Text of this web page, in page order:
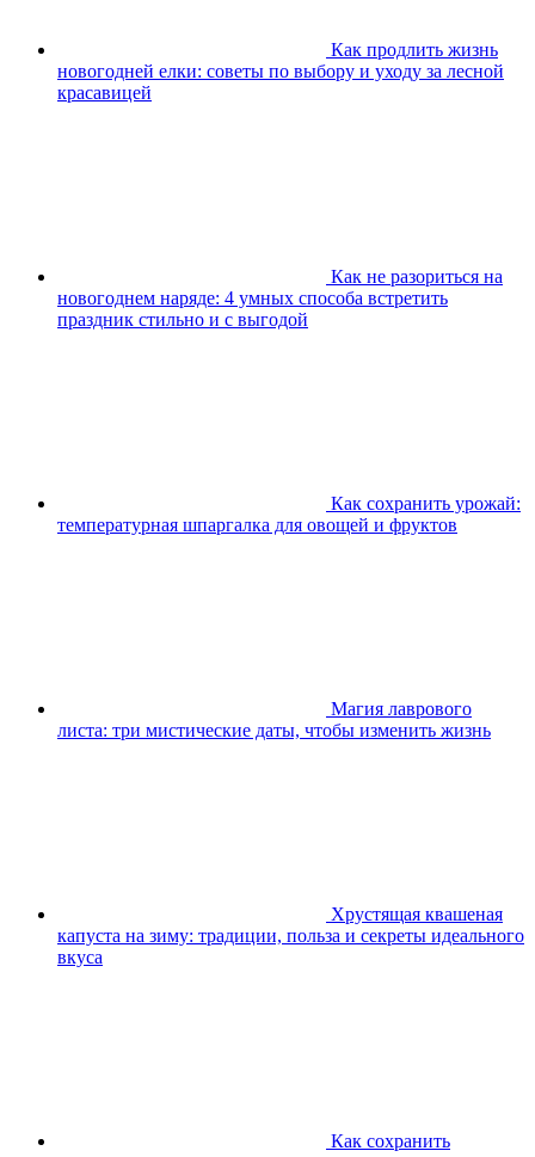
Как продлить жизнь
новогодней елки: советы по выбору и уходу за лесной
красавицей
Как не разориться на
новогоднем наряде: 4 умных способа встретить
праздник стильно и с выгодой
Как сохранить урожай:
температурная шпаргалка для овощей и фруктов
Магия лаврового
листа: три мистические даты, чтобы изменить жизнь
Хрустящая квашеная
капуста на зиму: традиции, польза и секреты идеального
вкуса
Как сохранить